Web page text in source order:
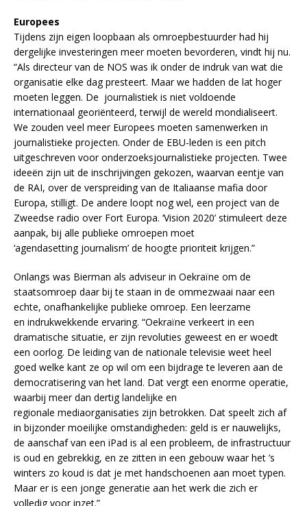
Europees
Tijdens zijn eigen loopbaan als omroepbestuurder had hij
dergelijke investeringen meer moeten bevorderen, vindt hij nu.
“Als directeur van de NOS was ik onder de indruk van wat die
organisatie elke dag presteert. Maar we hadden de lat hoger
moeten leggen. De journalistiek is niet voldoende
internationaal georiënteerd, terwijl de wereld mondialiseert.
We zouden veel meer Europees moeten samenwerken in
journalistieke projecten. Onder de EBU-leden is een pitch
uitgeschreven voor onderzoeksjournalistieke projecten. Twee
ideeën zijn uit de inschrijvingen gekozen, waarvan eentje van
de RAI, over de verspreiding van de Italiaanse mafia door
Europa, stilligt. De andere loopt nog wel, een project van de
Zweedse radio over Fort Europa. ‘Vision 2020’ stimuleert deze
aanpak, bij alle publieke omroepen moet
‘agendasetting journalism’ de hoogte prioriteit krijgen.”
Onlangs was Bierman als adviseur in Oekraïne om de
staatsomroep daar bij te staan in de ommezwaai naar een
echte, onafhankelijke publieke omroep. Een leerzame
en indrukwekkende ervaring. “Oekraïne verkeert in een
dramatische situatie, er zijn revoluties geweest en er woedt
een oorlog. De leiding van de nationale televisie weet heel
goed welke kant ze op wil om een bijdrage te leveren aan de
democratisering van het land. Dat vergt een enorme operatie,
waarbij meer dan dertig landelijke en
regionale mediaorganisaties zijn betrokken. Dat speelt zich af
in bijzonder moeilijke omstandigheden: geld is er nauwelijks,
de aanschaf van een iPad is al een probleem, de infrastructuur
is oud en gebrekkig, en ze zitten in een gebouw waar het ’s
winters zo koud is dat je met handschoenen aan moet typen.
Maar er is een jonge generatie aan het werk die zich er
volledig voor inzet.”